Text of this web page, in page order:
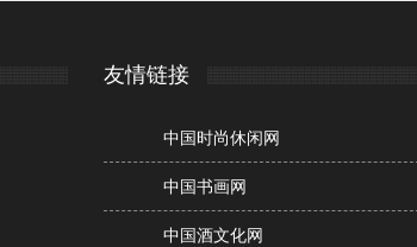
友情链接
中国时尚休闲网
中国书画网
中国酒文化网